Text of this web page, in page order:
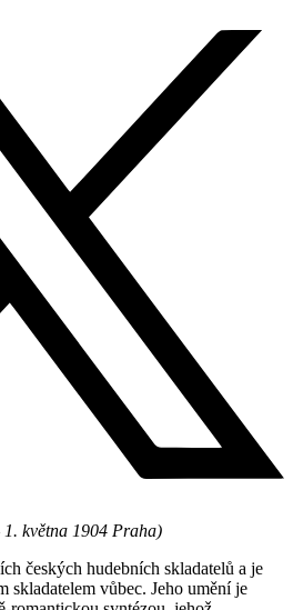
května 1904 Praha)
českých hudebních skladatelů a je
skladatelem vůbec. Jeho umění je